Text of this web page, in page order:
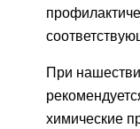
При
химические